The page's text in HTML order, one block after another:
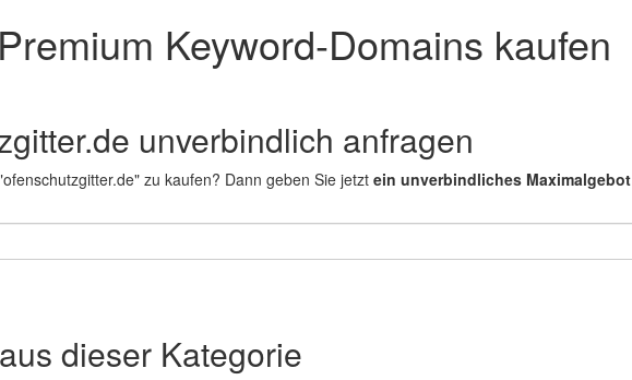
Premium Keyword-Domains kaufen
unverbindlich anfragen
zu kaufen? Dann geben Sie jetzt ein unverbindliches Maximalgebot
dieser Kategorie